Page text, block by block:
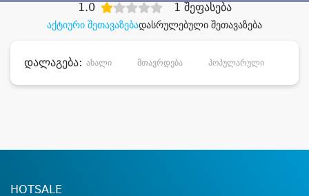
აქტიური შეთავაზებადასრულებული შეთავაზება
1.0 1 შეფასება
დალაგება: ახალი მთავრდება პოპულარული
HOTSALE